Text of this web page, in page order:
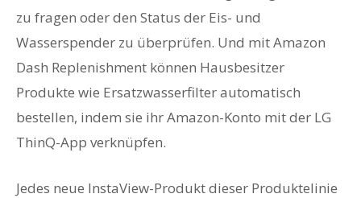
zu fragen oder den Status der Eis- und
Wasserspender zu überprüfen. Und mit Amazon
Dash Replenishment können Hausbesitzer
Produkte wie Ersatzwasserfilter automatisch
bestellen, indem sie ihr Amazon-Konto mit der LG
ThinQ-App verknüpfen.
Jedes neue InstaView-Produkt dieser Produktelinie